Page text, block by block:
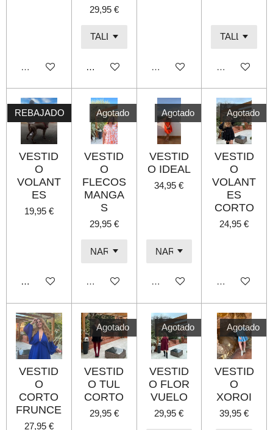
Agotado
29,95 €
Añadir al carrito Agotado Agotado
REBAJADO
VESTID
O
VOLANT
ES
19,95 €
Añadir al carrito
Agotado
VESTID
O
FLECOS
MANGA
S
29,95 €
Agotado
Agotado
VESTID
O IDEAL
34,95 €
Agotado
Agotado
VESTID
O
VOLANT
ES
CORTO
24,95 €
Agotado
VESTID
O
CORTO
FRUNCE
27,95 €
Agotado
VESTID
O TUL
CORTO
29,95 €
Agotado
VESTID
O FLOR
VUELO
29,95 €
Agotado
VESTID
O
XOROI
39,95 €